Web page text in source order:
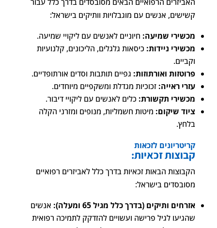
קשישים, אנשים עם מוגבלויות וותיקים בישראל:
מכשירי שמיעה: חיוניים לאנשים עם ליקויי שמיעה.
מכשירי ניידות: כיסאות גלגלים, הליכונים, קלנועיות
וקביים.
פרוטזות ואורתוזות: גפיים תותבות וסדים אורתופדיים.
עזרי ראייה: זכוכיות מגדלת ומשקפיים מיוחדים.
מכשירי תקשורת: כלים לאנשים עם ליקויי דיבור.
ציוד שיקום: מיטות חשמליות, מנופים ומזרני הקלה
בלחץ.
קריטריונים לזכאות
קבוצות זכאיות:
הקבוצות הבאות זכאיות בדרך כלל לאביזרים רפואיים
מסובסדים בישראל:
אזרחים ותיקים (בדרך כלל מגיל 65 ומעלה):
אנשים
שהגיעו לגיל פרישה ועשויים להזדקק לתמיכה רפואית